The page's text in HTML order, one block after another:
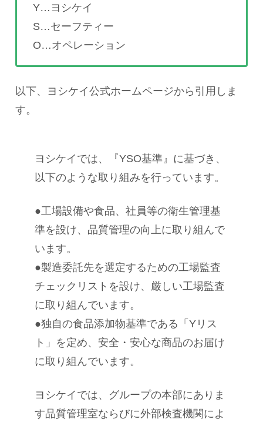
Y…ヨシケイ
S…セーフティー
O…オペレーション
以下、ヨシケイ公式ホームページから引用しま
す。
ヨシケイでは、『YSO基準』に基づき、
以下のような取り組みを行っています。
●工場設備や食品、社員等の衛生管理基
準を設け、品質管理の向上に取り組んで
います。
●製造委託先を選定するための工場監査
チェックリストを設け、厳しい工場監査
に取り組んでいます。
●独自の食品添加物基準である「Yリス
ト」を定め、安全・安心な商品のお届け
に取り組んでいます。
ヨシケイでは、グループの本部にありま
す品質管理室ならびに外部検査機関によ